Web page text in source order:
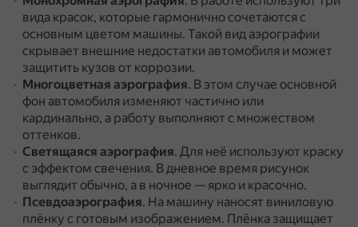
вида красок, которые гармонично сочетаются с
основным цветом машины. Такой вид аэрографии
скрывает внешние недостатки автомобиля и может
защитить кузов от коррозии.
Многоцветная аэрография. В этом случае основной
фон автомобиля изменяют частично или
кардинально, а работу выполняют с множеством
оттенков.
Светящаяся аэрография. Для неё используют краску
с эффектом свечения. В дневное время рисунок
выглядит обычно, а в ночное — ярко и красочно.
Псевдоаэрография. На машину наносят виниловую
плёнку с готовым изображением. Плёнка защищает